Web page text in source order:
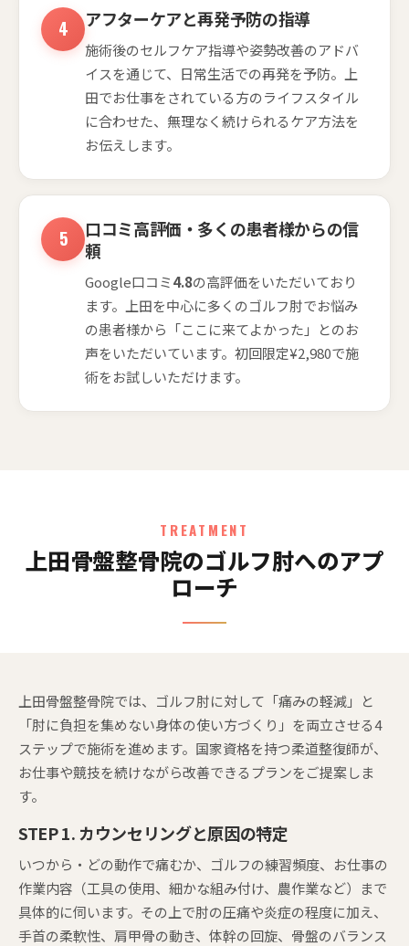
アフターケアと再発予防の指導
施術後のセルフケア指導や姿勢改善のアドバ
イスを通じて、日常生活での再発を予防。上
田でお仕事をされている方のライフスタイル
に合わせた、無理なく続けられるケア方法を
お伝えします。
口コミ高評価・多くの患者様からの信
頼
Google口コミ4.8の高評価をいただいており
ます。上田を中心に多くのゴルフ肘でお悩み
の患者様から「ここに来てよかった」とのお
声をいただいています。初回限定¥2,980で施
術をお試しいただけます。
TREATMENT
上田骨盤整骨院のゴルフ肘へのアプ
ローチ
上田骨盤整骨院では、ゴルフ肘に対して「痛みの軽減」と
「肘に負担を集めない身体の使い方づくり」を両立させる4
ステップで施術を進めます。国家資格を持つ柔道整復師が、
お仕事や競技を続けながら改善できるプランをご提案しま
す。
STEP 1. カウンセリングと原因の特定
いつから・どの動作で痛むか、ゴルフの練習頻度、お仕事の
作業内容（工具の使用、細かな組み付け、農作業など）まで
具体的に伺います。その上で肘の圧痛や炎症の程度に加え、
手首の柔軟性、肩甲骨の動き、体幹の回旋、骨盤のバランス